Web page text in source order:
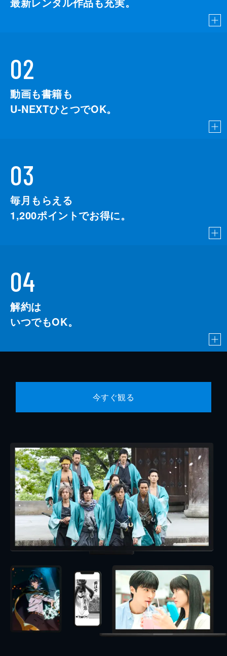
02
動画も書籍も
U-NEXTひとつでOK。
03
毎月もらえる
1,200ポイントでお得に。
04
解約は
いつでもOK。
今すぐ観る